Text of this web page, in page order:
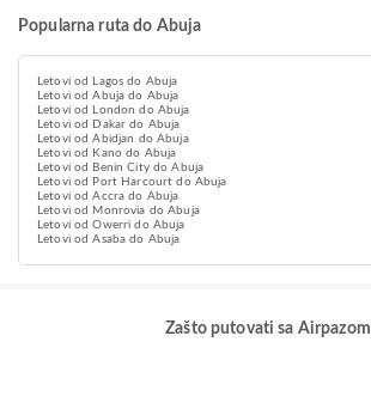
Popularna ruta do Abuja
Letovi od Lagos do Abuja
Letovi od Abuja do Abuja
Letovi od London do Abuja
Letovi od Dakar do Abuja
Letovi od Abidjan do Abuja
Letovi od Kano do Abuja
Letovi od Benin City do Abuja
Letovi od Port Harcourt do Abuja
Letovi od Accra do Abuja
Letovi od Monrovia do Abuja
Letovi od Owerri do Abuja
Letovi od Asaba do Abuja
Zašto putovati sa Airpazom